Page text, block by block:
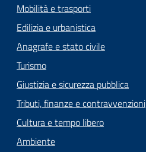
Mobilità e trasporti
Edilizia e urbanistica
Anagrafe e stato civile
Turismo
Giustizia e sicurezza pubblica
Tributi, finanze e contravvenzioni
Cultura e tempo libero
Ambiente